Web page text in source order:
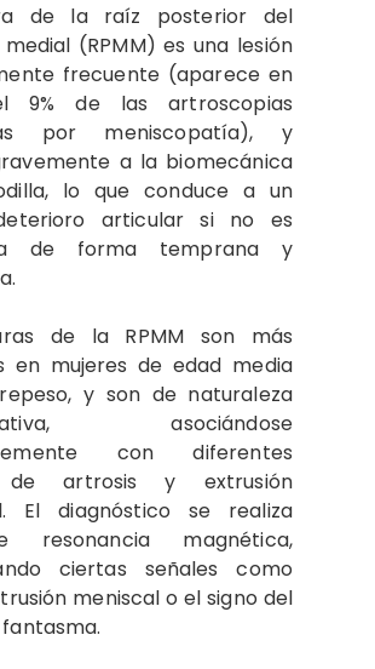
de la raíz posterior del
(RPMM) es una lesión
frecuente (aparece en
9% de las artroscopias
por meniscopatía), y
a la biomecánica
lo que conduce a un
articular si no es
de forma temprana y
de la RPMM son más
en mujeres de edad media
y son de naturaleza
asociándose
con diferentes
de artrosis y extrusión
El diagnóstico se realiza
resonancia magnética,
ciertas señales como
meniscal o el signo del